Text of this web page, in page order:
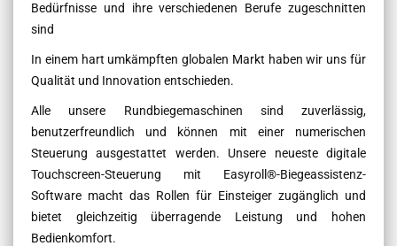
Bedürfnisse und ihre verschiedenen Berufe zugeschnitten
sind
In einem hart umkämpften globalen Markt haben wir uns für
Qualität und Innovation entschieden.
Alle unsere Rundbiegemaschinen sind zuverlässig,
benutzerfreundlich und können mit einer numerischen
Steuerung ausgestattet werden. Unsere neueste digitale
Touchscreen-Steuerung mit Easyroll®-Biegeassistenz-
Software macht das Rollen für Einsteiger zugänglich und
bietet gleichzeitig überragende Leistung und hohen
Bedienkomfort.